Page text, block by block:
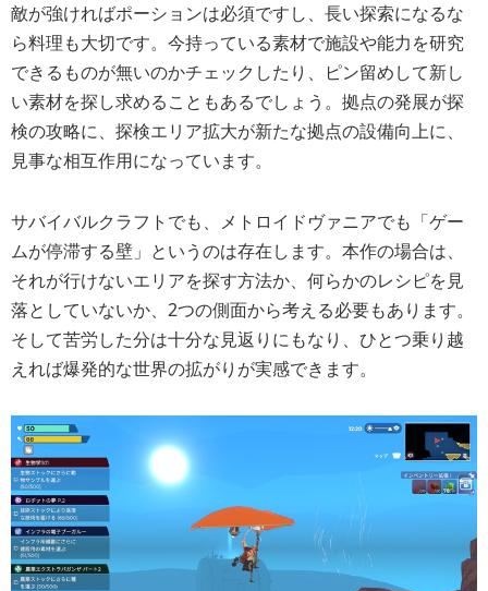
敵が強ければポーションは必須ですし、長い探索になるな
ら料理も大切です。今持っている素材で施設や能力を研究
できるものが無いのかチェックしたり、ピン留めして新し
い素材を探し求めることもあるでしょう。拠点の発展が探
検の攻略に、探検エリア拡大が新たな拠点の設備向上に、
見事な相互作用になっています。
サバイバルクラフトでも、メトロイドヴァニアでも「ゲー
ムが停滞する壁」というのは存在します。本作の場合は、
それが行けないエリアを探す方法か、何らかのレシピを見
落としていないか、2つの側面から考える必要もあります。
そして苦労した分は十分な見返りにもなり、ひとつ乗り越
えれば爆発的な世界の拡がりが実感できます。